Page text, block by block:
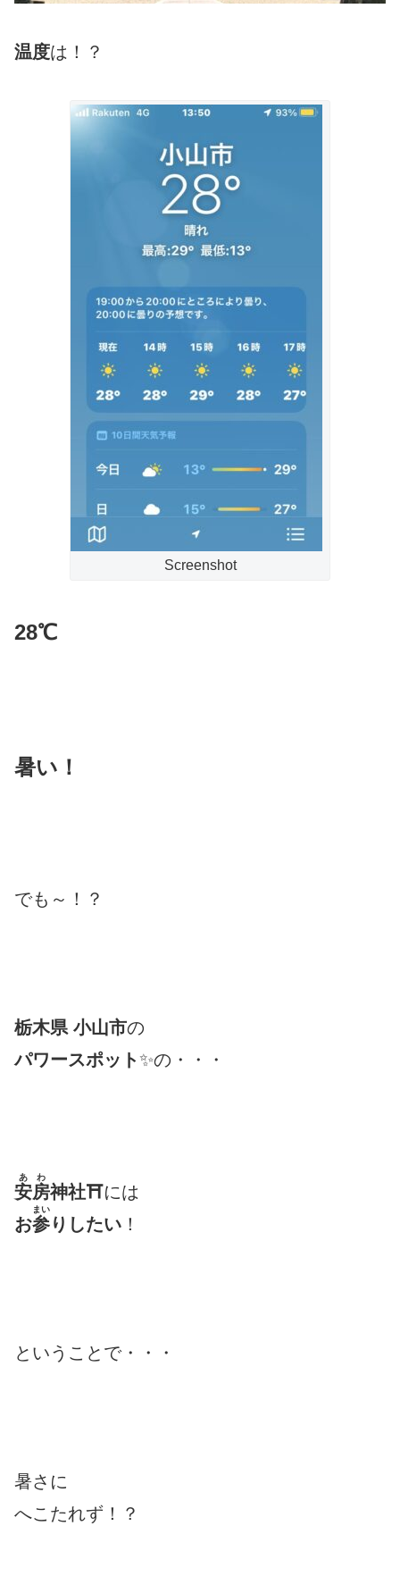
温度は！？
Screenshot
28℃
暑い！
でも～！？
栃木県 小山市の
パワースポット✨の・・・
安房
あわ
神社⛩には
お参
まい
りしたい ！
ということで・・・
暑さに
へこたれず！？